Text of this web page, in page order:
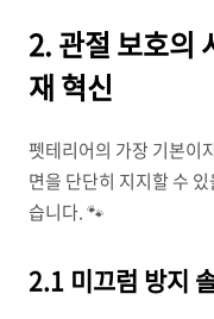
2. 관절 보호의
재 혁신
펫테리어의 가장 기본이
면을 단단히 지지할 수
습니다. 🐾
2.1 미끄럼 방지